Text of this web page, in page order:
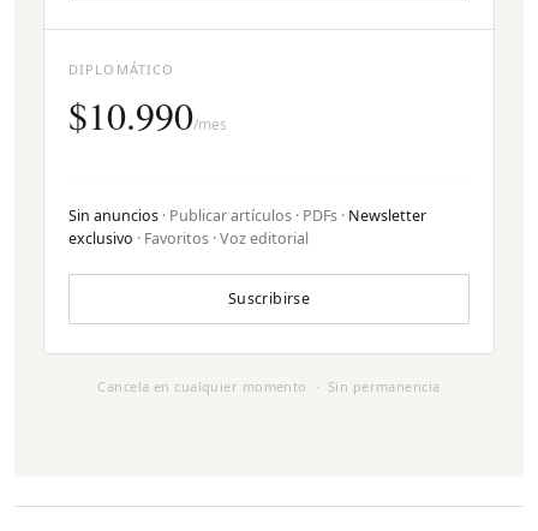
DIPLOMÁTICO
$10.990/mes
Sin anuncios · Publicar artículos · PDFs · Newsletter
exclusivo · Favoritos · Voz editorial
Suscribirse
Cancela en cualquier momento · Sin permanencia